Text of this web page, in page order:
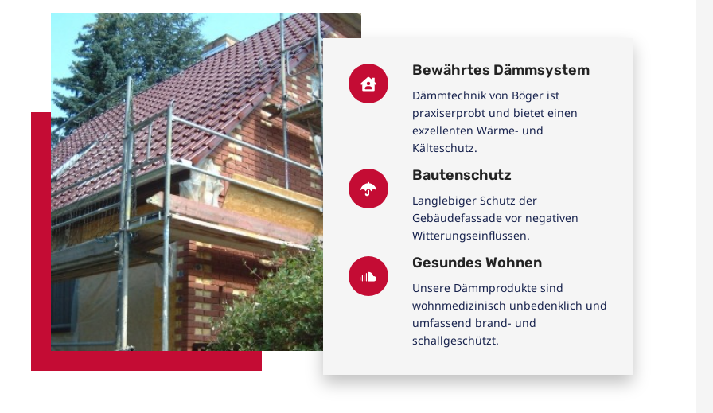
Bewährtes Dämmsystem
Dämmtechnik von Böger ist
praxiserprobt und bietet einen
exzellenten Wärme- und
Kälteschutz.
Bautenschutz
Langlebiger Schutz der
Gebäudefassade vor negativen
Witterungseinflüssen.
Gesundes Wohnen
Unsere Dämmprodukte sind
wohnmedizinisch unbedenklich und
umfassend brand- und
schallgeschützt.